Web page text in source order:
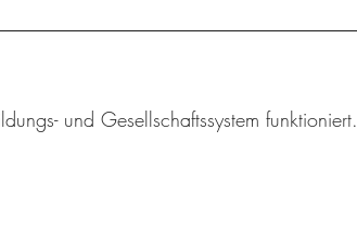
und Gesellschaftssystem funktioniert.